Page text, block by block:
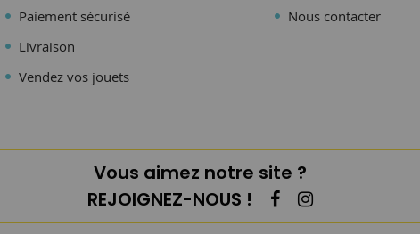
Paiement sécurisé
Livraison
Vendez vos jouets
Nous contacter
Vous aimez notre site ?
REJOIGNEZ-NOUS !